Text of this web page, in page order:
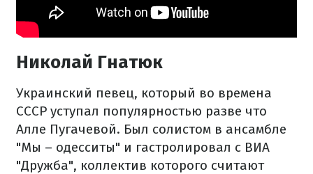
Николай Гнатюк
Украинский певец, который во времена
СССР уступал популярностью разве что
Алле Пугачевой. Был солистом в ансамбле
"Мы – одесситы" и гастролировал с ВИА
"Дружба", коллектив которого считают